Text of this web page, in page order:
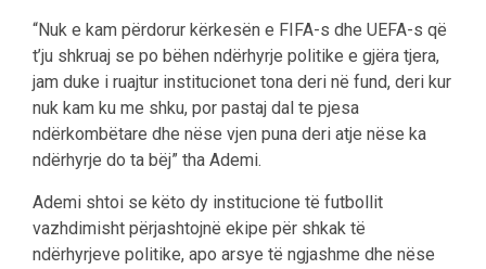
“Nuk e kam përdorur kërkesën e FIFA-s dhe UEFA-s që
t’ju shkruaj se po bëhen ndërhyrje politike e gjëra tjera,
jam duke i ruajtur institucionet tona deri në fund, deri kur
nuk kam ku me shku, por pastaj dal te pjesa
ndërkombëtare dhe nëse vjen puna deri atje nëse ka
ndërhyrje do ta bëj” tha Ademi.
Ademi shtoi se këto dy institucione të futbollit
vazhdimisht përjashtojnë ekipe për shkak të
ndërhyrjeve politike, apo arsye të ngjashme dhe nëse